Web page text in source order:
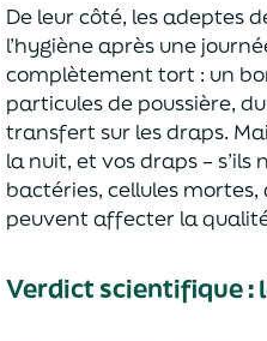
De leur côté, les adeptes
l’hygiène après une
complètement tort : un
particules de poussière,
transfert sur les draps.
la nuit, et vos draps –
bactéries, cellules
peuvent affecter la
Verdict scientifique :